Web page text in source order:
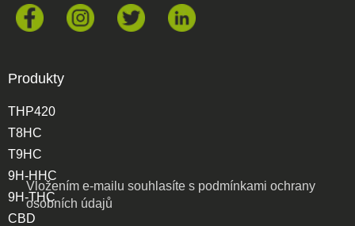
Vložením e-mailu souhlasíte s podmínkami ochrany
osobních údajů
Produkty
THP420
T8HC
T9HC
9H-HHC
9H-THC
CBD